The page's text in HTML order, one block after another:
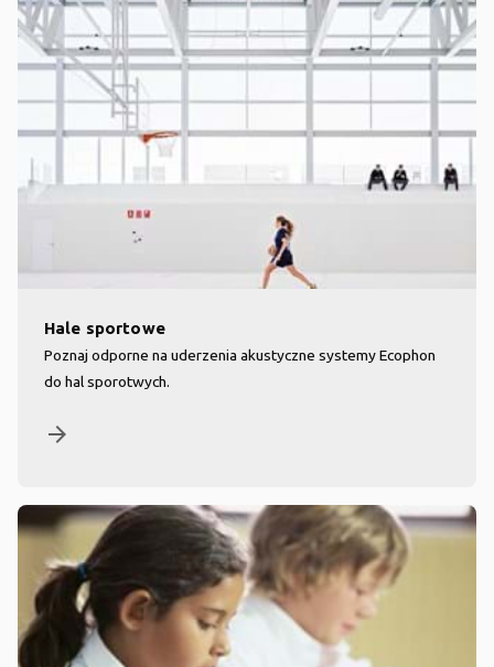
Hale sportowe
Poznaj odporne na uderzenia akustyczne systemy Ecophon
do hal sporotwych.
arrow_forward